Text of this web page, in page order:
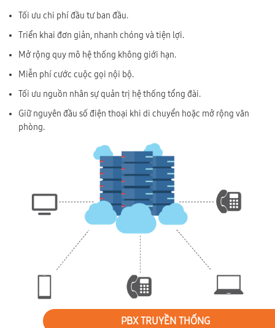
Tối ưu chi phí đầu tư ban đầu.
Triển khai đơn giản, nhanh chóng và tiện lợi.
Mở rộng quy mô hệ thống không giới hạn.
Miễn phí cước cuộc gọi nội bộ.
Tối ưu nguồn nhân sự quản trị hệ thống tổng đài.
Giữ nguyên đầu số điện thoại khi di chuyển hoặc mở rộng văn
phòng.
PBX TRUYỀN THỐNG